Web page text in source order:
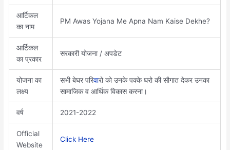
आर्टिकल
का नाम
PM Awas Yojana Me Apna Nam Kaise Dekhe?
आर्टिकल
का प्रकार
सरकारी योजना / अपडेट
योजना का
लक्ष्य
सभी बेघर परिवारो को उनके पक्के घरो की सौगात देकर उनका
सामाजिक व आर्थिक विकास करना।
वर्ष 2021-2022
Official
Website
Click Here